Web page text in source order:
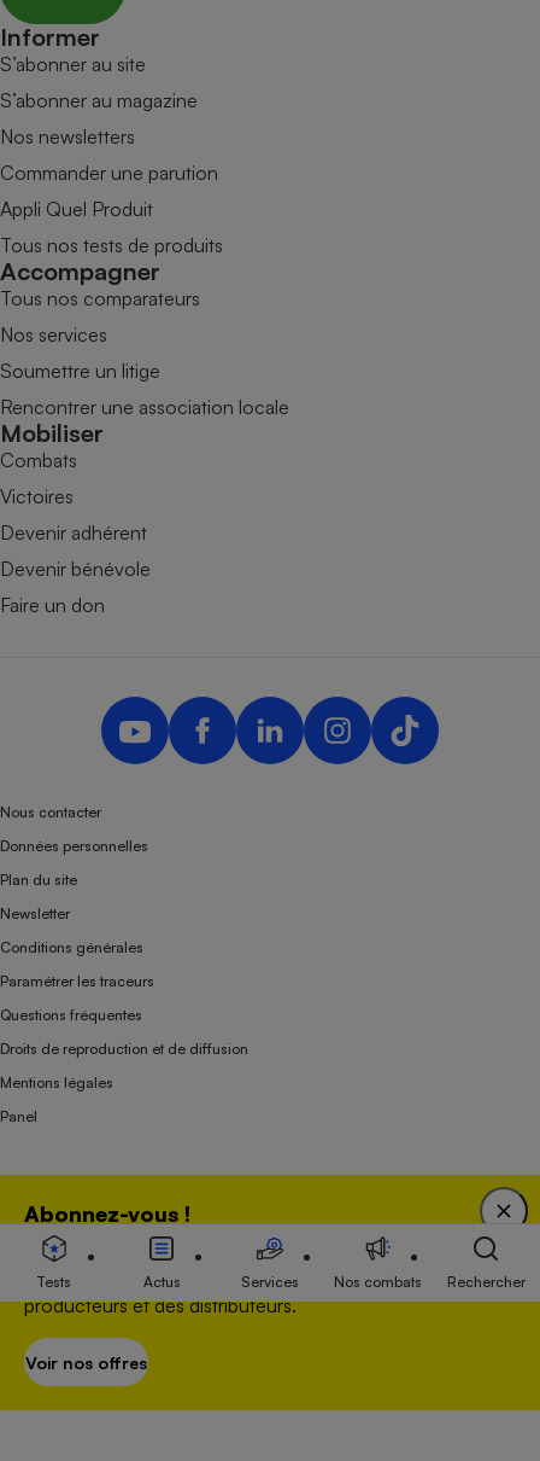
Abonnez-vous !
Bénéficiez d'une expertise unique tout en soutenant
une association 100 % indépendante de l'Etat, des
producteurs et des distributeurs.
Voir nos offres
Informer
S’abonner au site
S’abonner au magazine
Nos newsletters
Commander une parution
Appli Quel Produit
Tous nos tests de produits
Accompagner
Tous nos comparateurs
Nos services
Soumettre un litige
Rencontrer une association locale
Mobiliser
Combats
Victoires
Devenir adhérent
Devenir bénévole
Faire un don
Nous contacter
Données personnelles
Plan du site
Newsletter
Conditions générales
Paramétrer les traceurs
Questions fréquentes
Droits de reproduction et de diffusion
Mentions légales
Panel
Association indépendante de l’État, des syndicats, des producteurs et des
distributeurs depuis 1951.
Tests Actus Services Nos combats Rechercher